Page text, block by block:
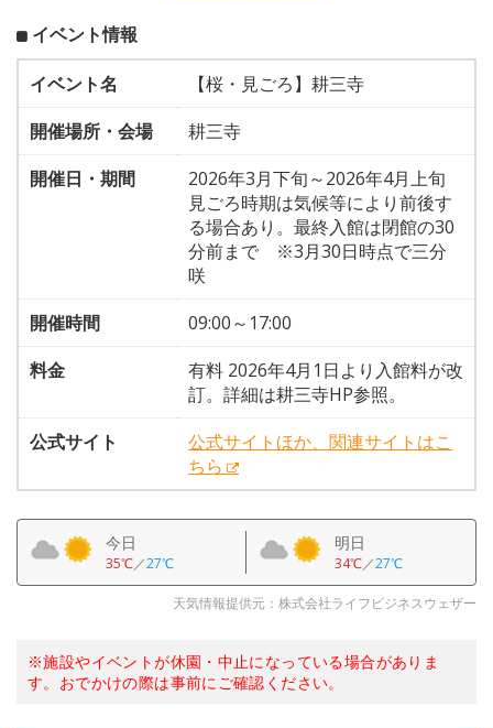
イベント情報
イベント名
【桜・見ごろ】耕三寺
開催場所・会場
耕三寺
開催日・期間
2026年3月下旬～2026年4月上旬
見ごろ時期は気候等により前後す
る場合あり。最終入館は閉館の30
分前まで ※3月30日時点で三分
咲
開催時間
09:00～17:00
料金
有料 2026年4月1日より入館料が改
訂。詳細は耕三寺HP参照。
公式サイト
公式サイトほか、関連サイトはこ
ちら
今日
35℃／27℃
明日
34℃／27℃
天気情報提供元：株式会社ライフビジネスウェザー
※施設やイベントが休園・中止になっている場合がありま
す。おでかけの際は事前にご確認ください。